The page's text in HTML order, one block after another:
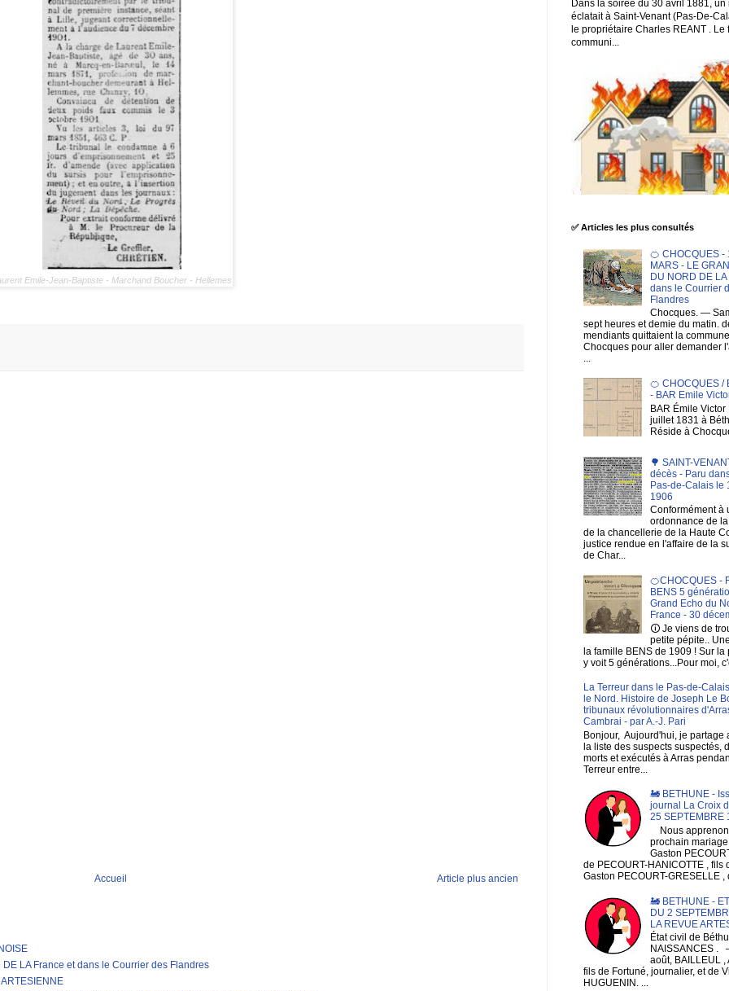
Emile-Jean-Baptiste - Marchand Boucher - Hellemes
Article plus ancien
Accueil
LA France et dans le Courrier des Flandres
Dans la soirée du 30 avril 1881,
éclatait à Saint-Venant (Pas-De-
le propriétaire Charles REANT . Le
communi...
✅ Articles les plus consultés
🍊 CHOCQUES -
MARS - LE
DU NORD DE
dans le Courrier
Flandres
Chocques. —
sept heures et demie du matin.
mendiants quittaient la
Chocques pour aller demander
...
🍊 CHOCQUES /
- BAR Emile
BAR Émile Victor
juillet 1831 à
Réside à
🌳 SAINT-
décès - Paru
Pas-de-Calais le
1906
Conformément à
ordonnance de
de la chancellerie de la Haute
justice rendue en l'affaire de la
de Char...
🍊CHOCQUES -
BENS 5
Grand Echo du
France - 30
🛈 Je viens de
petite pépite..
la famille BENS de 1909 ! Sur la
y voit 5 générations...Pour moi,
La Terreur dans le Pas-de-
le Nord. Histoire de Joseph Le
tribunaux révolutionnaires
Cambrai - par A.-J. Pari
Bonjour, Aujourd'hui, je partage
la liste des suspects suspectés,
morts et exécutés à Arras
Terreur entre...
🚂 BETHUNE -
journal La Croix
25 SEPTEMBRE
Nous
prochain
Gaston
de PECOURT-HANICOTTE , fils
Gaston PECOURT-GRESELLE ,
🚂 BETHUNE -
DU 2
LA REVUE
État civil de
NAISSANCES
août, BAILLEUL ,
fils de Fortuné, journalier, et de
HUGUENIN. ...